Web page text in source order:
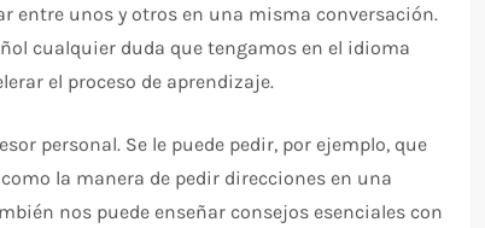
entre unos y otros en una misma conversación.
cualquier duda que tengamos en el idioma
el proceso de aprendizaje.
personal. Se le puede pedir, por ejemplo, que
la manera de pedir direcciones en una
nos puede enseñar consejos esenciales con